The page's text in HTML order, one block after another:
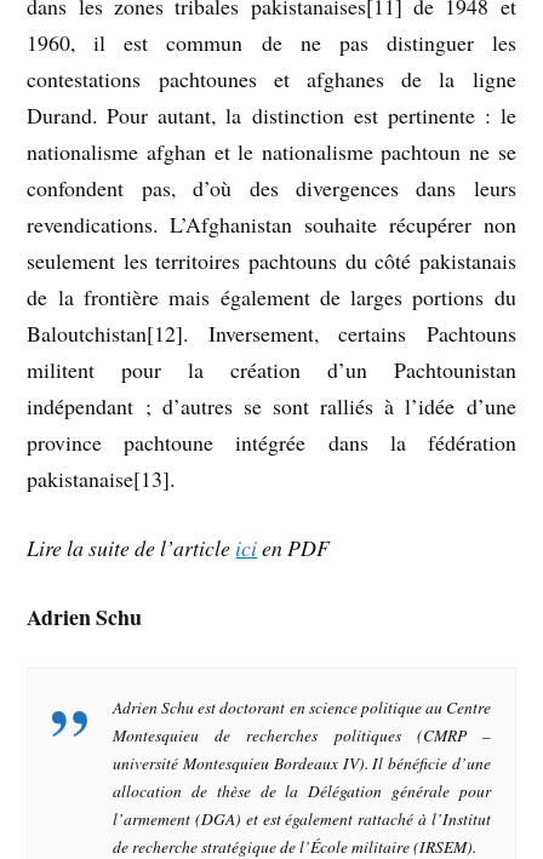
dans les zones tribales pakistanaises[11] de 1948 et
1960, il est commun de ne pas distinguer les
contestations pachtounes et afghanes de la ligne
Durand. Pour autant, la distinction est pertinente : le
nationalisme afghan et le nationalisme pachtoun ne se
confondent pas, d’où des divergences dans leurs
revendications. L’Afghanistan souhaite récupérer non
seulement les territoires pachtouns du côté pakistanais
de la frontière mais également de larges portions du
Baloutchistan[12]. Inversement, certains Pachtouns
militent pour la création d’un Pachtounistan
indépendant ; d’autres se sont ralliés à l’idée d’une
province pachtoune intégrée dans la fédération
pakistanaise[13].
Lire la suite de l’article icien PDF
Adrien Schu
Adrien Schu est doctorant en science politique au Centre
Montesquieu de recherches politiques (CMRP –
université Montesquieu Bordeaux IV). Il bénéficie d’une
allocation de thèse de la Délégation générale pour
l’armement (DGA) et est également rattaché à l’Institut
de recherche stratégique de l’École militaire (IRSEM).